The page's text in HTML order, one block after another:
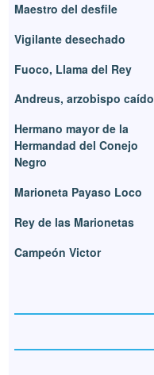
Maestro del desfile
Vigilante desechado
Fuoco, Llama del Rey
Andreus, arzobispo caído
Hermano mayor de la
Hermandad del Conejo
Negro
Marioneta Payaso Loco
Rey de las Marionetas
Campeón Victor